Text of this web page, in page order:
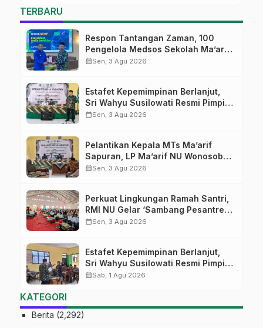
TERBARU
Respon Tantangan Zaman, 100
Pengelola Medsos Sekolah Ma’arif
Pekalongan Ikuti Pelatihan Literasi
calendar_monthSen, 3 Agu 2026
Estafet Kepemimpinan Berlanjut,
Sri Wahyu Susilowati Resmi Pimpin
MTs Ma’arif Sapuran
calendar_monthSen, 3 Agu 2026
Pelantikan Kepala MTs Ma’arif
Sapuran, LP Ma’arif NU Wonosobo
Tekankan Lima Amanah
calendar_monthSen, 3 Agu 2026
Perkuat Lingkungan Ramah Santri,
RMI NU Gelar ‘Sambang Pesantren’
di Pati
calendar_monthSen, 3 Agu 2026
Estafet Kepemimpinan Berlanjut,
Sri Wahyu Susilowati Resmi Pimpin
MTs Ma’arif Sapuran
calendar_monthSab, 1 Agu 2026
KATEGORI
Berita (2,292)